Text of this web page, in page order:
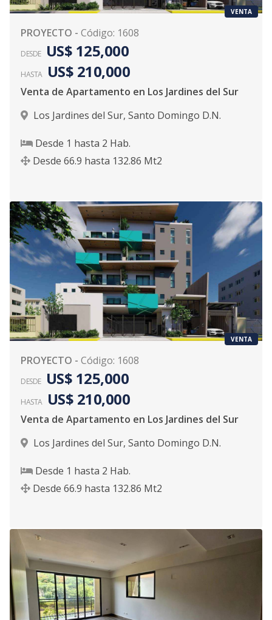
VENTA
PROYECTO - Código: 1608
DESDE US$ 125,000
HASTA US$ 210,000
Venta de Apartamento en Los Jardines del Sur
Los Jardines del Sur, Santo Domingo D.N.
Desde 1 hasta 2 Hab.
Desde 66.9 hasta 132.86 Mt2
VENTA
PROYECTO - Código: 1608
DESDE US$ 125,000
HASTA US$ 210,000
Venta de Apartamento en Los Jardines del Sur
Los Jardines del Sur, Santo Domingo D.N.
Desde 1 hasta 2 Hab.
Desde 66.9 hasta 132.86 Mt2